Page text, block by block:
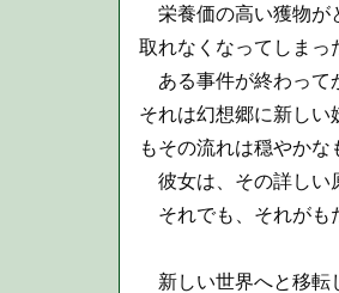
栄養価の高い獲物が
取れなくなってしま
ある事件が終わって
それは幻想郷に新し
もその流れは穏やかな
彼女は、その詳しい
それでも、それがも
新しい世界へと移転